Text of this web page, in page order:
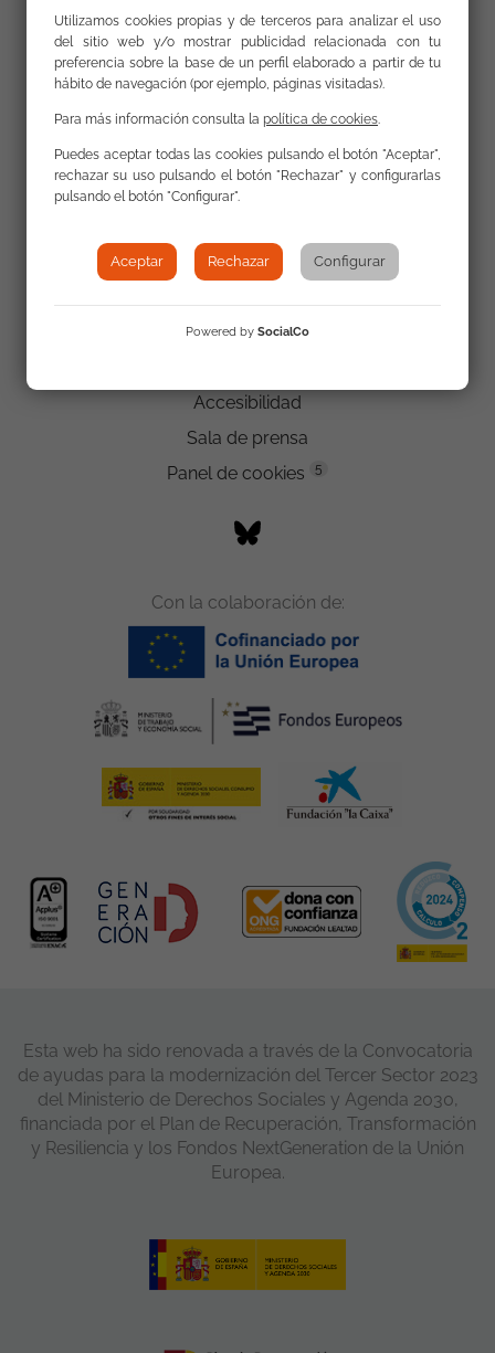
Contacta con nosotros
La FSG cuenta con 82 sedes en 14 comunidades
Mapa web
Uso de la web
Accesibilidad
Sala de prensa
Panel de cookies
5
Con la colaboración de:
Esta web ha sido renovada a través de la Convocatoria
de ayudas para la modernización del Tercer Sector 2023
del Ministerio de Derechos Sociales y Agenda 2030,
financiada por el Plan de Recuperación, Transformación
y Resiliencia y los Fondos NextGeneration de la Unión
Europea.
Utilizamos cookies propias y de terceros para analizar el uso
del sitio web y/o mostrar publicidad relacionada con tu
preferencia sobre la base de un perfil elaborado a partir de tu
hábito de navegación (por ejemplo, páginas visitadas).
Para más información consulta la política de cookies
Puedes aceptar todas las cookies pulsando el botón "Aceptar",
rechazar su uso pulsando el botón "Rechazar" y configurarlas
pulsando el botón "Configurar".
Aceptar Rechazar Configurar
Powered by SocialCo